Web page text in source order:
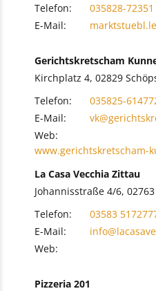
Telefon:
035828-72351
E-Mail:
Gerichtskretscham
Kirchplatz 4, 02829
Telefon:
035825-
E-Mail:
Web:
www.gerichtskretscham-
La Casa Vecchia Zittau
Johannisstraße 4/6,
Telefon:
03583
E-Mail:
Web:
Pizzeria 201